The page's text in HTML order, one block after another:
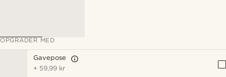
OPGRADER MED
Gavepose
+ 59,99 kr